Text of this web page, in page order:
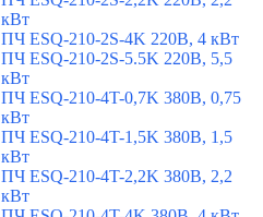
кВт
ПЧ ESQ-210-2S-4K 220В, 4 кВт
ПЧ ESQ-210-2S-5.5K 220В, 5,5
кВт
ПЧ ESQ-210-4T-0,7K 380В, 0,75
кВт
ПЧ ESQ-210-4T-1,5K 380В, 1,5
кВт
ПЧ ESQ-210-4T-2,2K 380В, 2,2
кВт